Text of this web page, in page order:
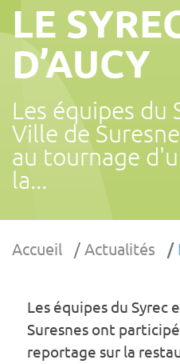
LE
D’AUCY
Les équipes du
Ville de
au tournage
la...
Accueil Actualités
Les équipes du Syrec
Suresnes ont
reportage sur la